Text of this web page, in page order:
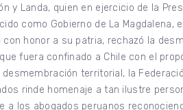
y Landa, quien en ejercicio de la
como Gobierno de La Magdalena,
con honor a su patria, rechazó la
fuera confinado a Chile con el
territorial, la
rinde homenaje a tan ilustre
a los abogados peruanos